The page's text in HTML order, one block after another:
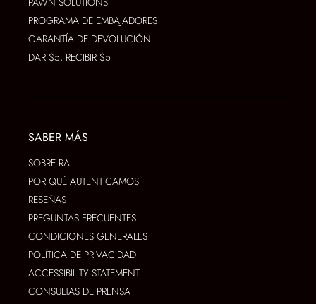
PROGRAMA DE EMBAJADORES
GARANTÍA DE DEVOLUCIÓN
DAR $5, RECIBIR $5
SABER MÁS
SOBRE RA
POR QUÉ AUTENTICAMOS
RESEÑAS
PREGUNTAS FRECUENTES
CONDICIONES GENERALES
POLÍTICA DE PRIVACIDAD
ACCESSIBILITY STATEMENT
CONSULTAS DE PRENSA